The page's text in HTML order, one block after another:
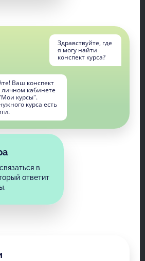
Здравствуйте, где
я могу найти
конспект курса?
Ваш конспект
личном кабинете
курсы".
курса есть
в
ответит